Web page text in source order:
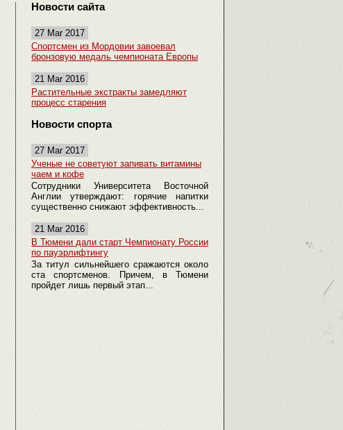
Новости сайта
27 Mar 2017
Спортсмен из Мордовии завоевал
бронзовую медаль чемпионата Европы
21 Mar 2016
Растительные экстракты замедляют
процесс старения
Новости спорта
27 Mar 2017
Ученые не советуют запивать витамины
чаем и кофе
Сотрудники Университета Восточной
Англии утверждают: горячие напитки
существенно снижают эффективность...
21 Mar 2016
В Тюмени дали старт Чемпионату России
по пауэрлифтингу
За титул сильнейшего сражаются около
ста спортсменов. Причем, в Тюмени
пройдет лишь первый этап...